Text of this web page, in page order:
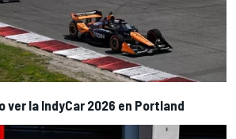
ver la IndyCar 2026 en Portland